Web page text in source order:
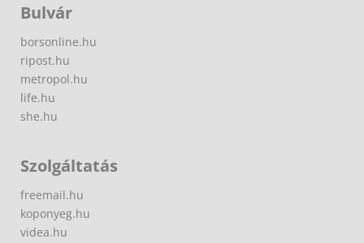
Bulvár
borsonline.hu
ripost.hu
metropol.hu
life.hu
she.hu
Szolgáltatás
freemail.hu
koponyeg.hu
videa.hu